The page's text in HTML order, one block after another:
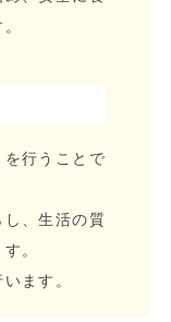
を行うことで
し、生活の質
。
ます。